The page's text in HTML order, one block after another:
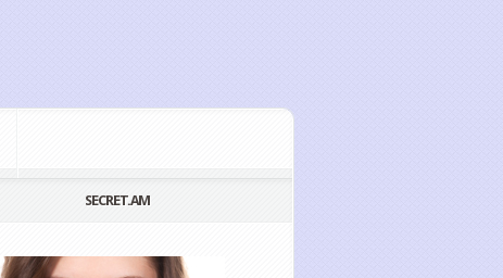
SECRET.AM